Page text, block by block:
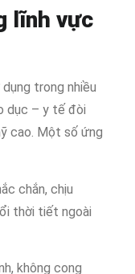
lĩnh vực
trong nhiều
dục – y tế đòi
cao. Một số ứng
chắn, chịu
thời tiết ngoài
không cong